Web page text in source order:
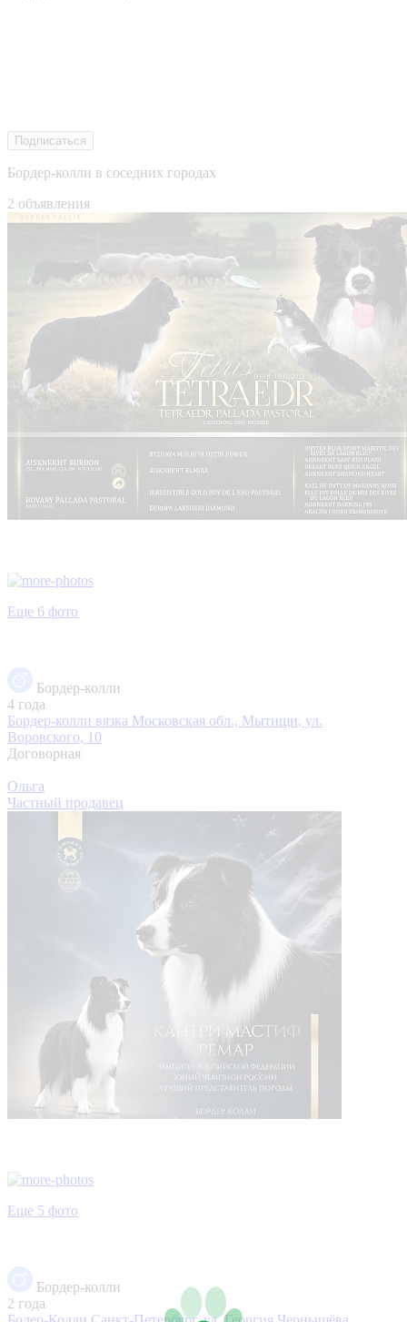
Подписаться
Бордер-колли в соседних городах
2 объявления
Еще 6 фото
Бордер-колли
4 года
Бордер-колли вязка Московская обл., Мытищи, ул.
Воровского, 10
Договорная
Ольга
Частный продавец
Еще 5 фото
Бордер-колли
2 года